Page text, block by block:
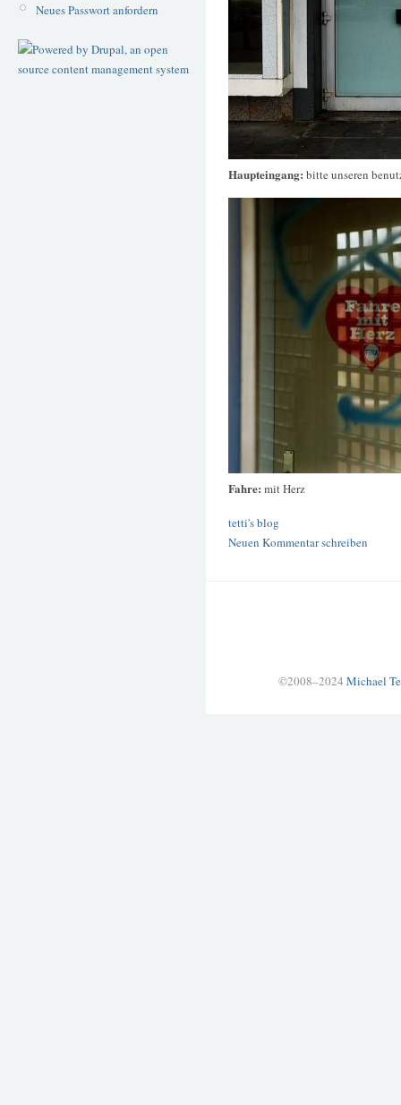
Neues Passwort anfordern
Haupteingang: bitte unseren
Fahre: mit Herz
tetti's blog
Neuen Kommentar schreiben
©2008–2024 Michael